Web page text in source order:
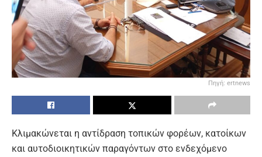
Πηγή: ertnews
Κλιμακώνεται η αντίδραση τοπικών φορέων, κατοίκων
και αυτοδιοικητικών παραγόντων στο ενδεχόμενο